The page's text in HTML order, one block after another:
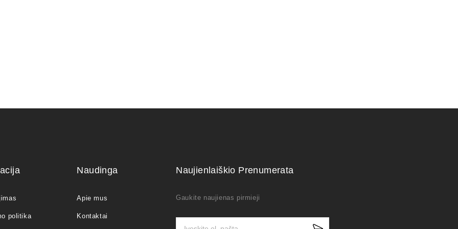
politika
Naudinga
Apie mus
Kontaktai
Naujienlaiškio Prenumerata
Gaukite naujienas pirmieji